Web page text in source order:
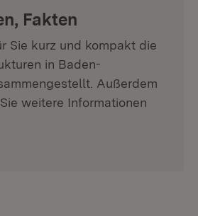
Fakten
Sie kurz und kompakt die
in Baden-
Außerdem
weitere Informationen